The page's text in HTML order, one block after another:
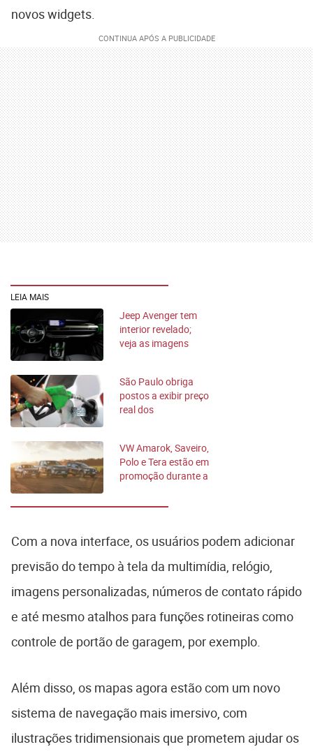
novos widgets.
LEIA MAIS
Jeep Avenger tem
interior revelado;
veja as imagens
São Paulo obriga
postos a exibir preço
real dos
VW Amarok, Saveiro,
Polo e Tera estão em
promoção durante a
Com a nova interface, os usuários podem adicionar
previsão do tempo à tela da multimídia, relógio,
imagens personalizadas, números de contato rápido
e até mesmo atalhos para funções rotineiras como
controle de portão de garagem, por exemplo.
Além disso, os mapas agora estão com um novo
sistema de navegação mais imersivo, com
ilustrações tridimensionais que prometem ajudar os